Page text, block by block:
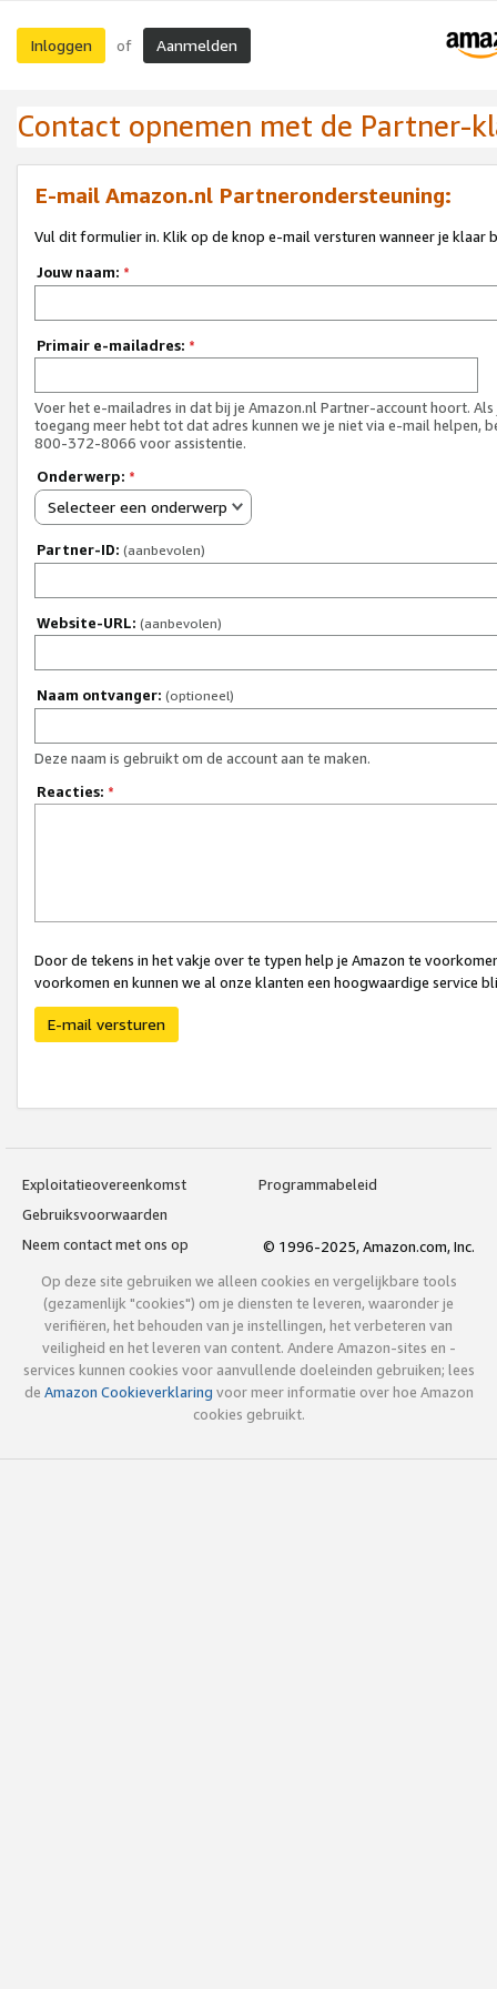
Inloggen of Aanmelden
Contact opnemen met de Partner-
E-mail Amazon.nl Partnerondersteuning:
Vul dit formulier in. Klik op de knop e-mail versturen wanneer je klaar
Jouw naam: *
Primair e-mailadres: *
Voer het e-mailadres in dat bij je Amazon.nl Partner-account hoort. Als
toegang meer hebt tot dat adres kunnen we je niet via e-mail helpen,
800-372-8066 voor assistentie.
Onderwerp: *
Selecteer een onderwerp
Partner-ID: (aanbevolen)
Website-URL: (aanbevolen)
Naam ontvanger: (optioneel)
Deze naam is gebruikt om de account aan te maken.
Reacties: *
Door de tekens in het vakje over te typen help je Amazon te
voorkomen en kunnen we al onze klanten een hoogwaardige service
E-mail versturen
Exploitatieovereenkomst
Programmabeleid
Gebruiksvoorwaarden
Neem contact met ons op
© 1996-2025, Amazon.com, Inc.
Op deze site gebruiken we alleen cookies en vergelijkbare tools
(gezamenlijk "cookies") om je diensten te leveren, waaronder je
verifiëren, het behouden van je instellingen, het verbeteren van
veiligheid en het leveren van content. Andere Amazon-sites en -
services kunnen cookies voor aanvullende doeleinden gebruiken; lees
de Amazon Cookieverklaring voor meer informatie over hoe Amazon
cookies gebruikt.